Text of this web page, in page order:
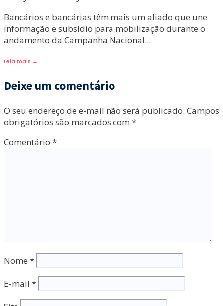
Bancários e bancárias têm mais um aliado que une
informação e subsídio para mobilização durante o
andamento da Campanha Nacional...
Leia mais →
Deixe um comentário
O seu endereço de e-mail não será publicado. Campos
obrigatórios são marcados com *
Comentário *
Nome *
E-mail *